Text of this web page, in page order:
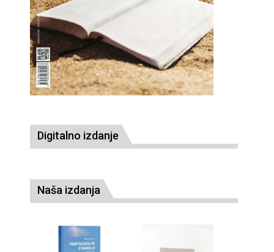
Digitalno izdanje
Naša izdanja